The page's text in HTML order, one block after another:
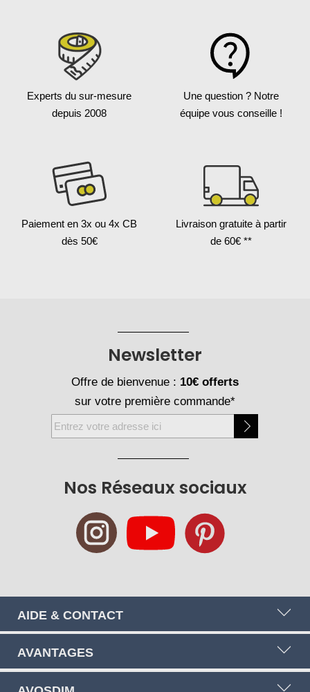
Experts du sur-mesure
depuis 2008
Une question ? Notre
équipe vous conseille !
Paiement en 3x ou 4x CB
dès 50€
Livraison gratuite à partir
de 60€ **
Nos Réseaux sociaux
Newsletter
Offre de bienvenue : 10€ offerts
sur votre première commande*
Inscription
à
AIDE & CONTACT
AVANTAGES